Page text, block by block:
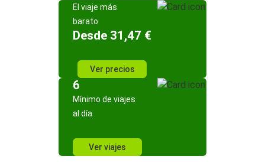
El viaje más
barato
Desde 31,47 €
Ver precios
6
Mínimo de viajes
al día
Ver viajes